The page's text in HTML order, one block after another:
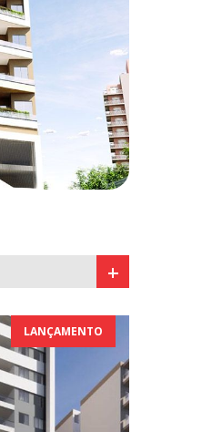
+
LANÇAMENTO